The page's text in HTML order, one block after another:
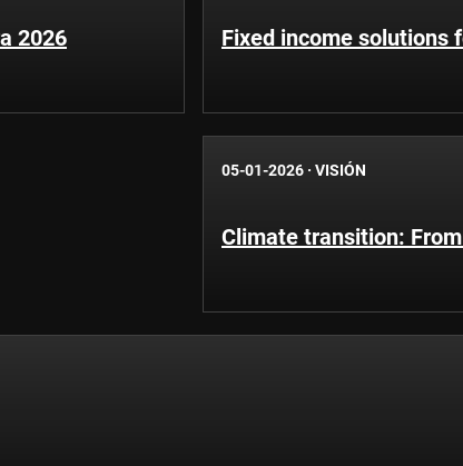
2026 Fixed income solutions
05-01-2026 · VISIÓN
Climate transition: